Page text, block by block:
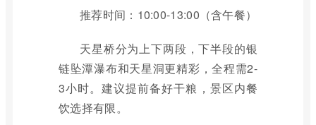
推荐时间：10:00-13:00（含午餐）
天星桥分为上下两段，下半段的银
链坠潭瀑布和天星洞更精彩，全程需2-
3小时。建议提前备好干粮，景区内餐
饮选择有限。